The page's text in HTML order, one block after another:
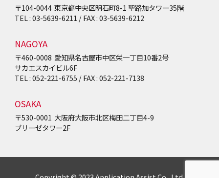
〒104-0044 東京都中央区明石町8-1 聖路加タワー35階
TEL : 03-5639-6211 / FAX : 03-5639-6212
NAGOYA
〒460-0008 愛知県名古屋市中区栄一丁目10番2号
サカエスカイビル6F
TEL : 052-221-6755 / FAX : 052-221-7138
OSAKA
〒530-0001 大阪府大阪市北区梅田二丁目4-9
ブリーゼタワー2F